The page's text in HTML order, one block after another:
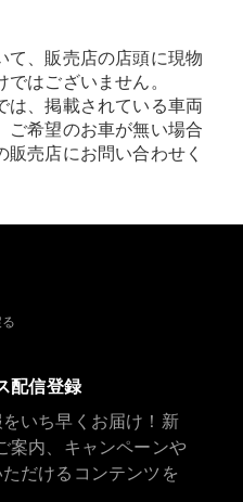
て、販売店の店頭に現物
はございません。
は、掲載されている車両
ご希望のお車が無い場合
売店にお問い合わせく
配信登録
いち早くお届け！新
案内、キャンペーンや
だけるコンテンツを